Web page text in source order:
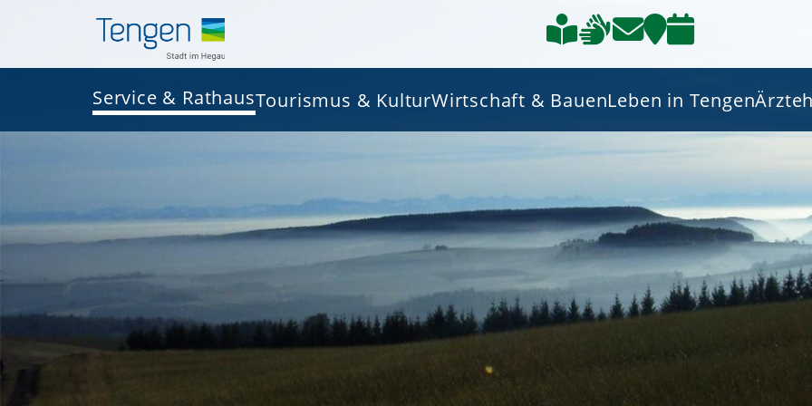
Service & RathausTourismus & KulturWirtschaft & BauenLeben in Tengen